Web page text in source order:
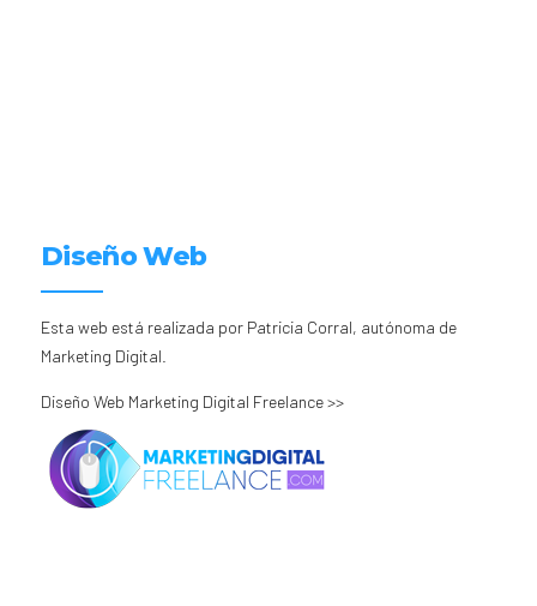
Diseño Web
Esta web está realizada por Patricia Corral, autónoma de
Marketing Digital.
Diseño Web Marketing Digital Freelance >>